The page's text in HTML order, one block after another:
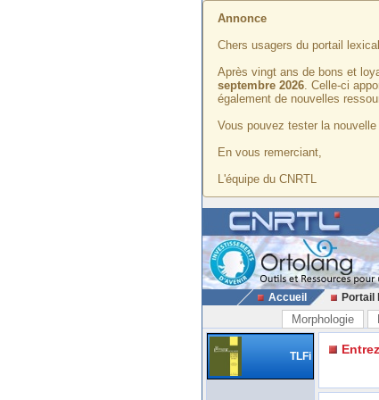
Annonce
Chers usagers du portail
Après vingt ans de bons et
septembre 2026. Celle-ci
également de nouvelles
Vous pouvez tester la
En vous remerciant,
L'équipe du CNRTL
Accueil Portail
Morphologie
TLFi